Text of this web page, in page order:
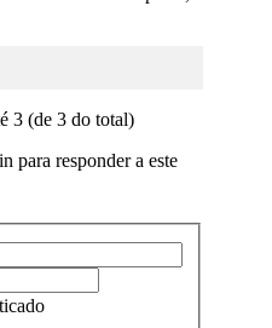
3 (de 3 do total)
para responder a este